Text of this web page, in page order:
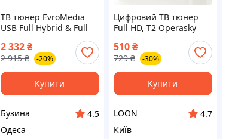
ТВ тюнер EvroMedia
USB Full Hybrid & Full
2 332₴
2 915 ₴ -20%
Купити
Бузина
4.5
Одеса
Цифровий ТВ тюнер
Full HD, Т2 Operasky
Ефірний приймач
ресивер для
телевізора /
Телевізійна приставка
з Wi-Fi
510₴
729 ₴ -30%
Купити
LOON
4.7
Київ